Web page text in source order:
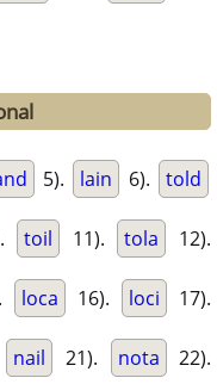
5). lain 6). told
toil 11). tola 12).
loca 16). loci 17).
nail 21). nota 22).